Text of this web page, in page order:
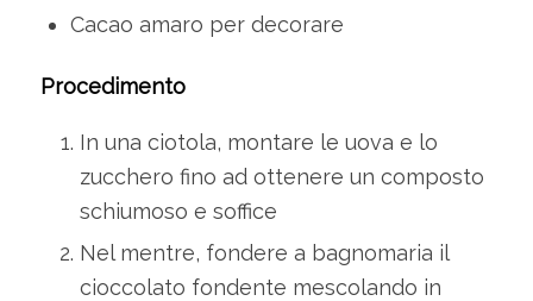
Cacao amaro per decorare
Procedimento
In una ciotola, montare le uova e lo
zucchero fino ad ottenere un composto
schiumoso e soffice
Nel mentre, fondere a bagnomaria il
cioccolato fondente mescolando in